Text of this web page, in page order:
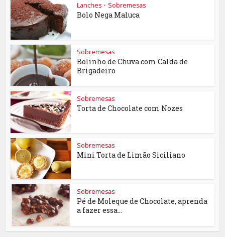
Lanches • Sobremesas
Bolo Nega Maluca
Sobremesas
Bolinho de Chuva com Calda de
Brigadeiro
Sobremesas
Torta de Chocolate com Nozes
Sobremesas
Mini Torta de Limão Siciliano
Sobremesas
Pé de Moleque de Chocolate, aprenda
a fazer essa...